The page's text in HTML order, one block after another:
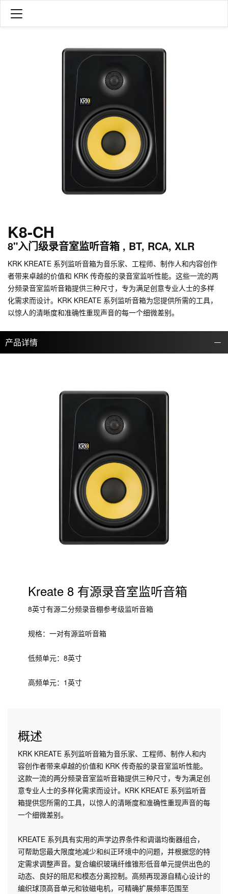
K8-CH
8"入门级录音室监听音箱 , BT, RCA, XLR
KRK KREATE 系列监听音箱为音乐家、工程师、制作人和内容创作
者带来卓越的价值和 KRK 传奇般的录音室监听性能。这些一流的两
分频录音室监听音箱提供三种尺寸，专为满足创意专业人士的多样
化需求而设计。KRK KREATE 系列监听音箱为您提供所需的工具，
以惊人的清晰度和准确性重现声音的每一个细微差别。
产品详情
Kreate 8 有源录音室监听音箱
8英寸有源二分频录音棚参考级监听音箱
规格：一对有源监听音箱
低频单元：8英寸
高频单元：1英寸
概述
KRK KREATE 系列监听音箱为音乐家、工程师、制作人和内
容创作者带来卓越的价值和 KRK 传奇般的录音室监听性能。
这款一流的两分频录音室监听音箱提供三种尺寸，专为满足创
意专业人士的多样化需求而设计。KRK KREATE 系列监听音
箱提供您所需的工具，以惊人的清晰度和准确性重现声音的每
一个细微差别。
KREATE 系列具有实用的声学边界条件和调谐均衡器组合，
可帮助您最大限度地减少和纠正环境中的问题，并根据您的特
定需求调整声音。复合编织玻璃纤维锥形低音单元提供出色的
动态、良好的阻尼和模态分离控制。高频再现源自精心设计的
编织球顶高音单元和钕磁电机，可精确扩展频率范围至